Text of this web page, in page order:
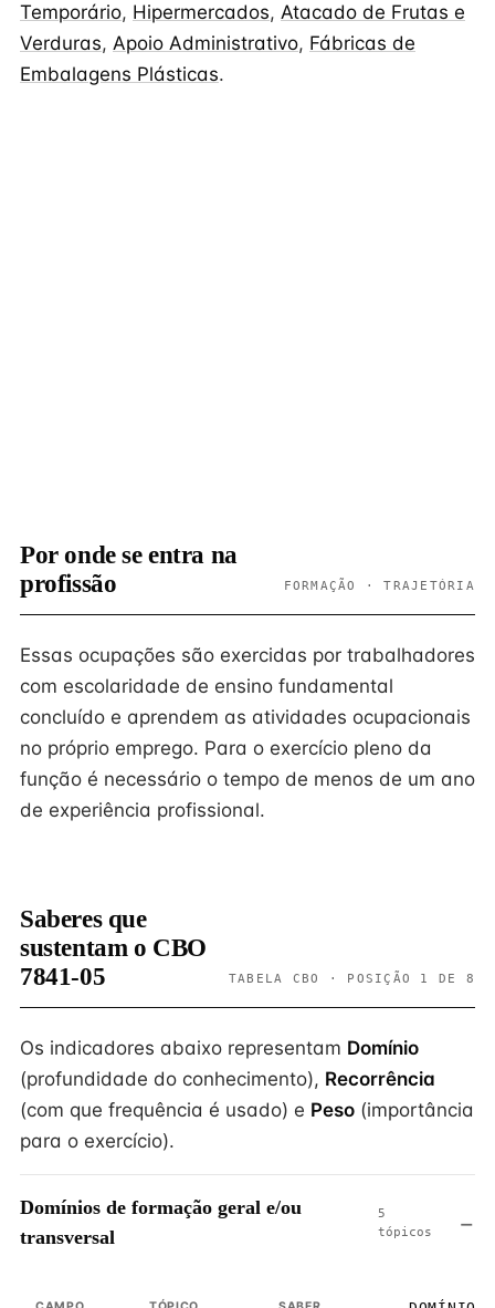
Temporário, Hipermercados, Atacado de Frutas e
Verduras, Apoio Administrativo, Fábricas de
Embalagens Plásticas.
Por onde se entra na
profissão
FORMAÇÃO · TRAJETÓRIA
Essas ocupações são exercidas por trabalhadores
com escolaridade de ensino fundamental
concluído e aprendem as atividades ocupacionais
no próprio emprego. Para o exercício pleno da
função é necessário o tempo de menos de um ano
de experiência profissional.
Saberes que
sustentam o CBO
7841-05
TABELA CBO · POSIÇÃO 1 DE 8
Os indicadores abaixo representam Domínio
(profundidade do conhecimento), Recorrência
(com que frequência é usado) e Peso (importância
para o exercício).
Domínios de formação geral e/ou
transversal
5
tópicos